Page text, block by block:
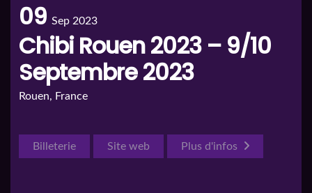
09 Sep 2023
Chibi Rouen 2023 – 9/10
Septembre 2023
Rouen, France
Billeterie Site web Plus d'infos